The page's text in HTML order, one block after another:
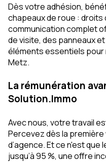
Dès votre adhésion,
chapeaux de roue :
communication complet
de visite, des panneaux
éléments essentiels
Metz.
La rémunération
Solution.Immo
Avec nous, votre travail
Percevez dès la
d’agence. Et ce n'est
jusqu’à 95 %, une offre